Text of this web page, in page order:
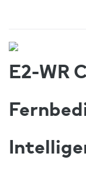
E2-WR